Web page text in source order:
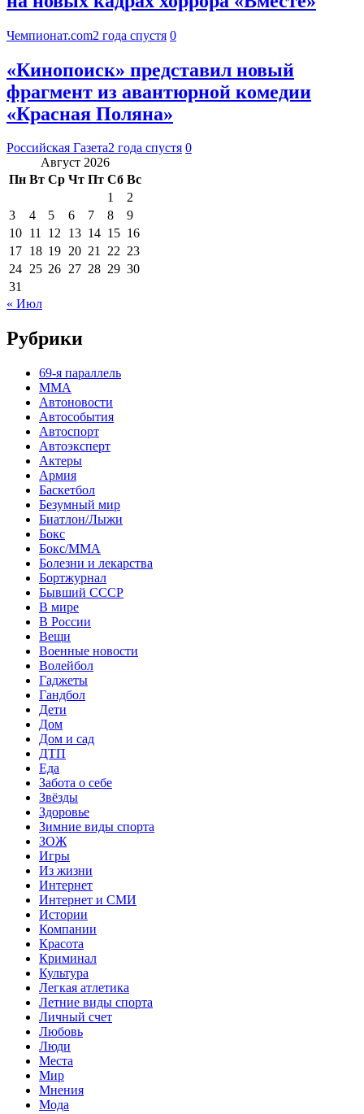
Чемпионат.com2 года спустя 0
«Кинопоиск» представил новый
фрагмент из авантюрной комедии
«Красная Поляна»
Российская Газета2 года спустя 0
Август 2026
Пн Вт Ср Чт Пт Сб Вс
1
2
3
4 5 6 7 8
9
10 11 12 13 14 15 16
17 18 19 20 21 22 23
24 25 26 27 28 29 30
31
« Июл
Рубрики
69-я параллель
MMA
Автоновости
Автособытия
Автоспорт
Автоэксперт
Актеры
Армия
Баскетбол
Безумный мир
Биатлон/Лыжи
Бокс
Бокс/MMA
Болезни и лекарства
Бортжурнал
Бывший СССР
В мире
В России
Вещи
Военные новости
Волейбол
Гаджеты
Гандбол
Дети
Дом
Дом и сад
ДТП
Еда
Забота о себе
Звёзды
Здоровье
Зимние виды спорта
ЗОЖ
Игры
Из жизни
Интернет
Интернет и СМИ
Истории
Компании
Красота
Криминал
Культура
Легкая атлетика
Летние виды спорта
Личный счет
Любовь
Люди
Места
Мир
Мнения
Мода